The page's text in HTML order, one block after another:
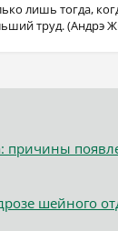
лишь тогда,
труд. (Андрэ
причины
шейного